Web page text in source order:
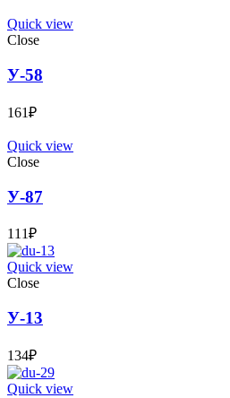
Quick view
Close
У-58
161₽
Quick view
Close
У-87
111₽
Quick view
Close
У-13
134₽
Quick view